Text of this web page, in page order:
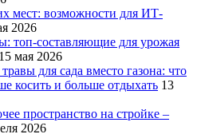
мест: возможности для ИТ-
2026
топ‑составляющие для урожая
15 мая 2026
для сада вместо газона: что
косить и больше отдыхать 13
пространство на стройке –
2026